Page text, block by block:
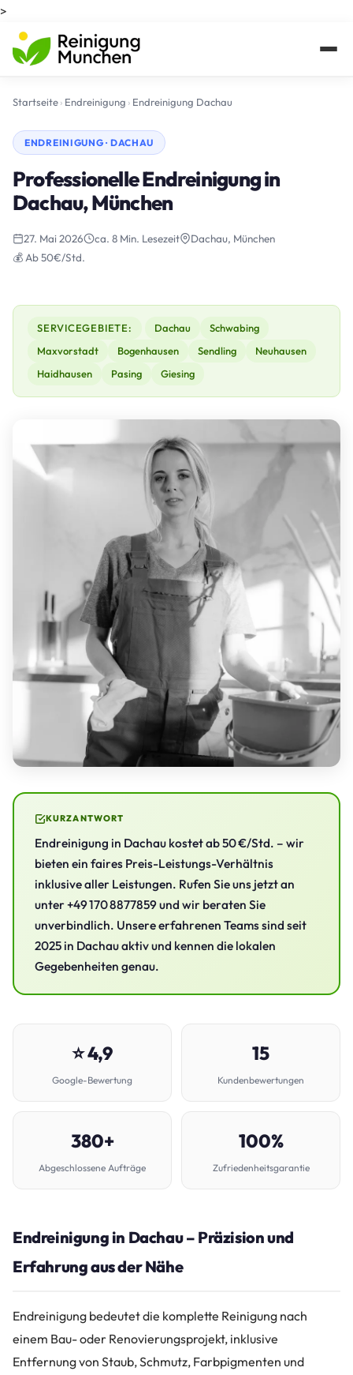
>
Startseite› Endreinigung › Endreinigung Dachau
ENDREINIGUNG · DACHAU
Professionelle Endreinigung in
Dachau, München
27. Mai 2026 ca. 8 Min. Lesezeit
Dachau, München
💰 Ab 50€/Std.
SERVICEGEBIETE: Dachau
Schwabing
Maxvorstadt
Bogenhausen Sendling
Neuhausen
Haidhausen
Pasing Giesing
KURZANTWORT
Endreinigung in Dachau kostet ab 50 €/Std. – wir
bieten ein faires Preis-Leistungs-Verhältnis
inklusive aller Leistungen. Rufen Sie uns jetzt an
unter +49 170 8877859 und wir beraten Sie
unverbindlich. Unsere erfahrenen Teams sind seit
2025 in Dachau aktiv und kennen die lokalen
Gegebenheiten genau.
⭐ 4,9
Google-Bewertung
15
Kundenbewertungen
380+
Abgeschlossene Aufträge
100%
Zufriedenheitsgarantie
Endreinigung in Dachau – Präzision und
Erfahrung aus der Nähe
Endreinigung bedeutet die komplette Reinigung nach
einem Bau- oder Renovierungsprojekt, inklusive
Entfernung von Staub, Schmutz, Farbpigmenten und